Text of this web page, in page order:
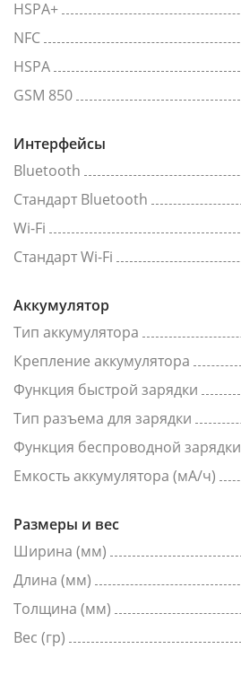
HSPA+
NFC
HSPA
GSM 850
Интерфейсы
Bluetooth
Стандарт Bluetooth
Wi-Fi
Стандарт Wi-Fi
Аккумулятор
Тип аккумулятора
Крепление аккумулятора
Функция быстрой зарядки
Тип разъема для зарядки
Функция беспроводной зарядки
Емкость аккумулятора (мА/ч)
Размеры и вес
Ширина (мм)
Длина (мм)
Толщина (мм)
Вес (гр)